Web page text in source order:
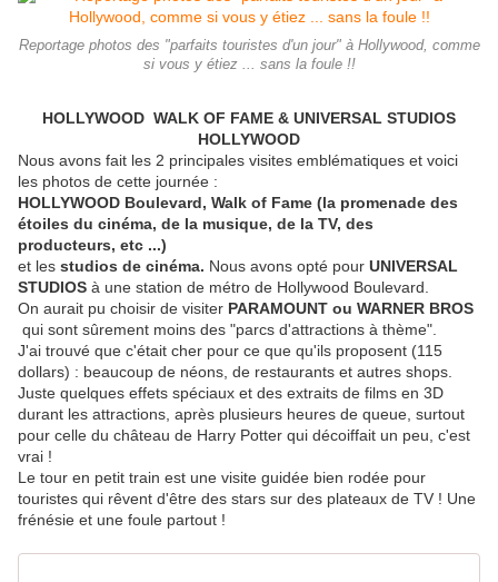
Reportage photos des "parfaits touristes d'un jour" à Hollywood, comme
si vous y étiez ... sans la foule !!
HOLLYWOOD WALK OF FAME & UNIVERSAL STUDIOS
HOLLYWOOD
Nous avons fait les 2 principales visites emblématiques et voici
les photos de cette journée :
HOLLYWOOD Boulevard, Walk of Fame (la promenade des
étoiles du cinéma, de la musique, de la TV, des
producteurs, etc ...)
et les studios de cinéma. Nous avons opté pour UNIVERSAL
STUDIOS à une station de métro de Hollywood Boulevard.
On aurait pu choisir de visiter PARAMOUNT ou WARNER BROS
qui sont sûrement moins des "parcs d'attractions à thème".
J'ai trouvé que c'était cher pour ce que qu'ils proposent (115
dollars) : beaucoup de néons, de restaurants et autres shops.
Juste quelques effets spéciaux et des extraits de films en 3D
durant les attractions, après plusieurs heures de queue, surtout
pour celle du château de Harry Potter qui décoiffait un peu, c'est
vrai !
Le tour en petit train est une visite guidée bien rodée pour
touristes qui rêvent d'être des stars sur des plateaux de TV ! Une
frénésie et une foule partout !